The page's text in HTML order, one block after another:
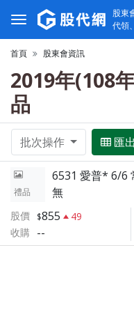
股東
代領
首頁 股東會資訊
2019年(108
品
批次操作 匯
禮品
6531 愛普* 6/6
無
股價
855
49
收購 --